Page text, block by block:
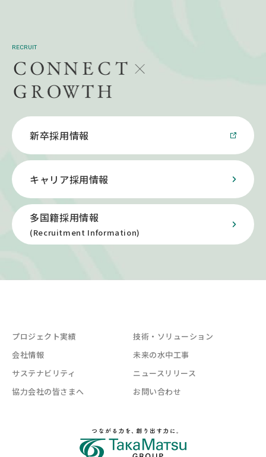
RECRUIT
新卒採用情報
キャリア採用情報
多国籍採用情報
(Recruitment Information)
プロジェクト実績
技術・ソリューション
会社情報
未来の水中工事
サステナビリティ
ニュースリリース
協力会社の皆さまへ
お問い合わせ